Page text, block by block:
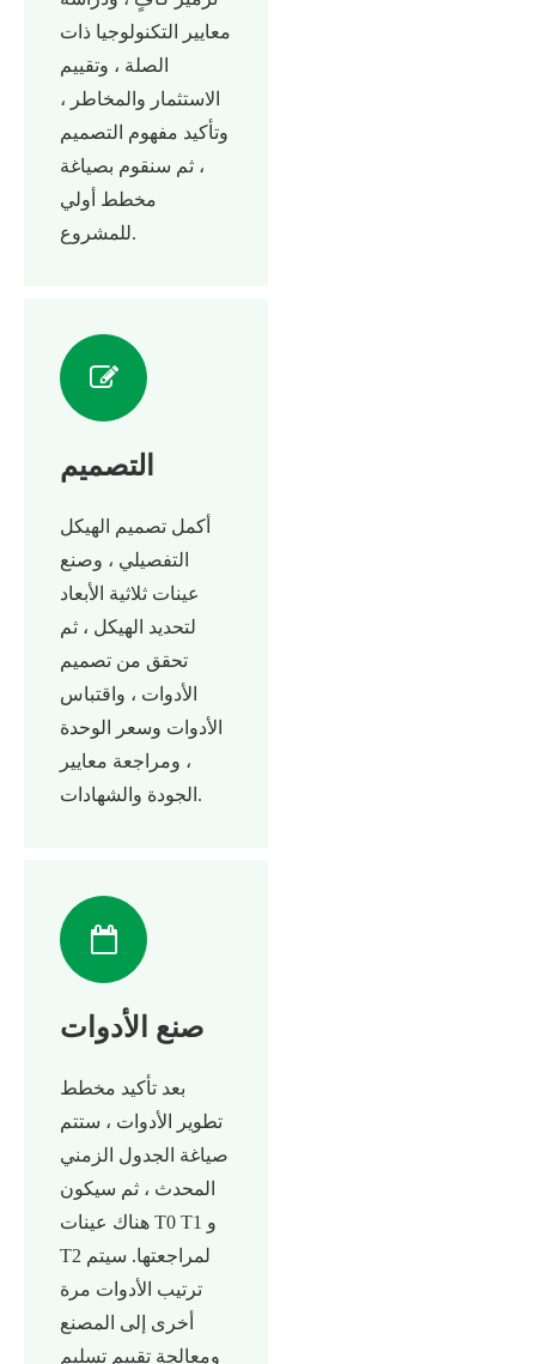
معايير التكنولوجيا ذات
الصلة ، وتقييم
الاستثمار والمخاطر ،
وتأكيد مفهوم التصميم
، ثم سنقوم بصياغة
مخطط أولي
للمشروع.
التصميم
أكمل تصميم الهيكل
التفصيلي ، وصنع
عينات ثلاثية الأبعاد
لتحديد الهيكل ، ثم
تحقق من تصميم
الأدوات ، واقتباس
الأدوات وسعر الوحدة
، ومراجعة معايير
الجودة والشهادات.
صنع الأدوات
بعد تأكيد مخطط
تطوير الأدوات ، ستتم
صياغة الجدول الزمني
المحدث ، ثم سيكون
هناك عينات T0 T1 و
T2 لمراجعتها. سيتم
ترتيب الأدوات مرة
أخرى إلى المصنع
ومعالجة تقييم تسليم